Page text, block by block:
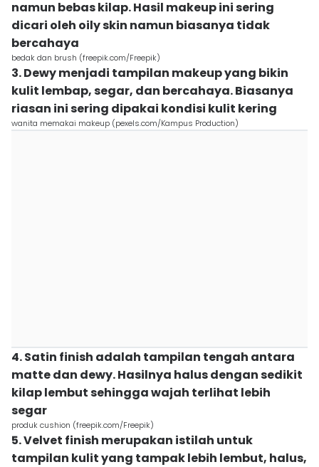
namun bebas kilap. Hasil makeup ini sering
dicari oleh oily skin namun biasanya tidak
bercahaya
bedak dan brush (freepik.com/Freepik)
3. Dewy menjadi tampilan makeup yang bikin
kulit lembap, segar, dan bercahaya. Biasanya
riasan ini sering dipakai kondisi kulit kering
wanita memakai makeup (pexels.com/Kampus Production)
4. Satin finish adalah tampilan tengah antara
matte dan dewy. Hasilnya halus dengan sedikit
kilap lembut sehingga wajah terlihat lebih
segar
produk cushion (freepik.com/Freepik)
5. Velvet finish merupakan istilah untuk
tampilan kulit yang tampak lebih lembut, halus,